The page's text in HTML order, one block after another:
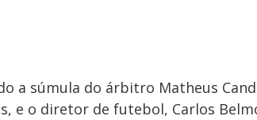
a súmula do árbitro Matheus
e o diretor de futebol, Carlos